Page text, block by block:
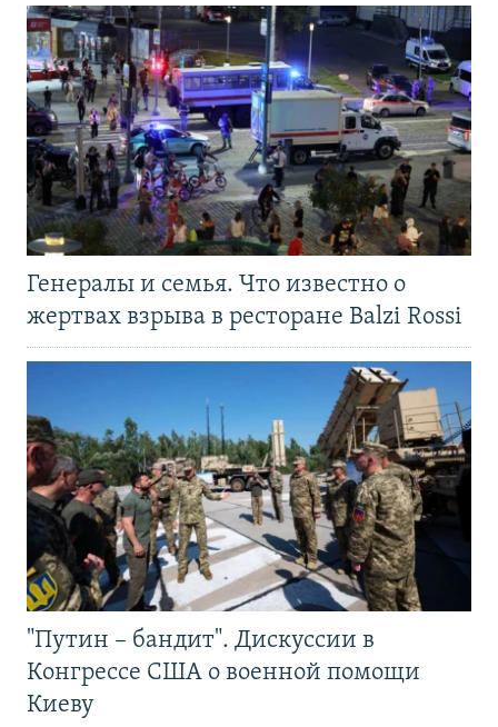
Генералы и семья. Что известно о
жертвах взрыва в ресторане Balzi Rossi
"Путин – бандит". Дискуссии в
Конгрессе США о военной помощи
Киеву